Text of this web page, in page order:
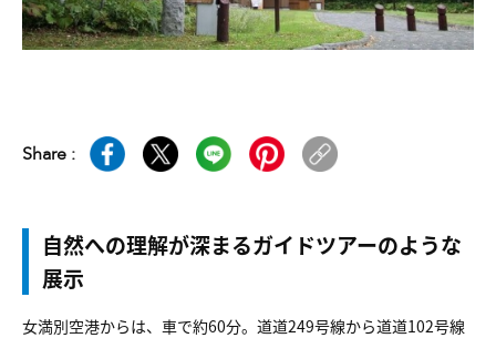
Share :
自然への理解が深まるガイドツアーのような
展示
女満別空港からは、車で約60分。道道249号線から道道102号線